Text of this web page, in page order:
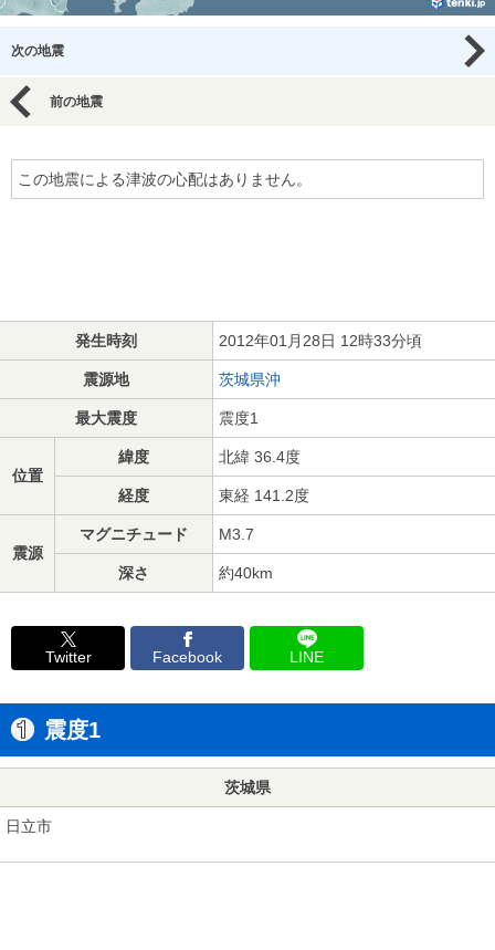
次の地震
前の地震
この地震による津波の心配はありません。
発生時刻 2012年01月28日 12時33分頃
震源地 茨城県沖
最大震度 震度1
位置
緯度 北緯 36.4度
経度 東経 141.2度
震源
マグニチュード M3.7
深さ 約40km
Twitter Facebook LINE
震度1
茨城県
日立市